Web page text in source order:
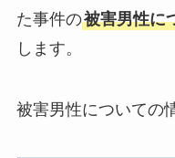
た事件の被害男性に
します。
被害男性についての